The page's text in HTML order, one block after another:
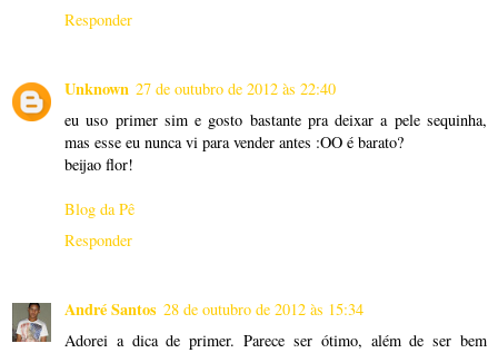
Responder
Unknown 27 de outubro de 2012 às 22:40
eu uso primer sim e gosto bastante pra deixar a pele sequinha,
mas esse eu nunca vi para vender antes :OO é barato?
beijao flor!
Blog da Pê
Responder
André Santos 28 de outubro de 2012 às 15:34
Adorei a dica de primer. Parece ser ótimo, além de ser bem